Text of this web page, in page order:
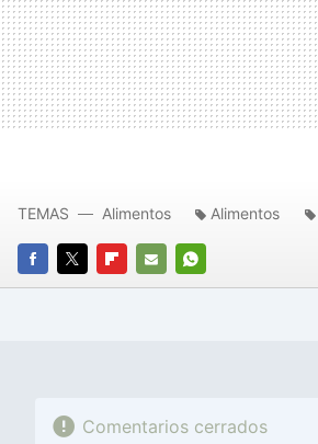
FACEBOOK
TWITTERFLIPBOARD
E-
WHATSAPP
TEMAS Alimentos Alimentos
Comentarios cerrados